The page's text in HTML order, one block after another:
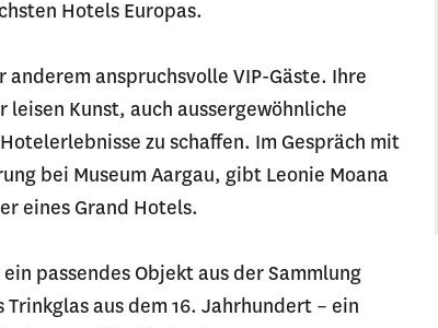
Hotels Europas.
anspruchsvolle VIP-Gäste. Ihre
Kunst, auch aussergewöhnliche
zu schaffen. Im Gespräch mit
bei Museum Aargau, gibt Leonie Moana
eines Grand Hotels.
passendes Objekt aus der Sammlung
aus dem 16. Jahrhundert – ein